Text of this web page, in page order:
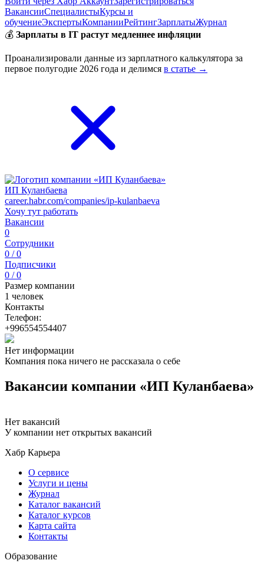
ВакансииСпециалистыКурсы и
обучениеЭкспертыКомпанииРейтингЗарплатыЖурнал
💰 Зарплаты в IT растут медленнее инфляции
Проанализировали данные из зарплатного калькулятора за
первое полугодие 2026 года и делимся в статье →
ИП Куланбаева
career.habr.com/companies/ip-kulanbaeva
Хочу тут работать
Вакансии
0
Сотрудники
0 / 0
Подписчики
0 / 0
Размер компании
1 человек
Контакты
Телефон:
+996554554407
Нет информации
Компания пока ничего не рассказала о себе
Вакансии компании «ИП Куланбаева»
Нет вакансий
У компании нет открытых вакансий
Хабр Карьера
О сервисе
Услуги и цены
Журнал
Каталог вакансий
Каталог курсов
Карта сайта
Контакты
Образование